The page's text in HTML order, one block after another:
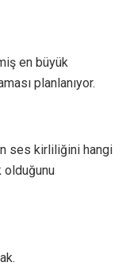
en büyük
planlanıyor.
ses kirliliğini hangi
olduğunu